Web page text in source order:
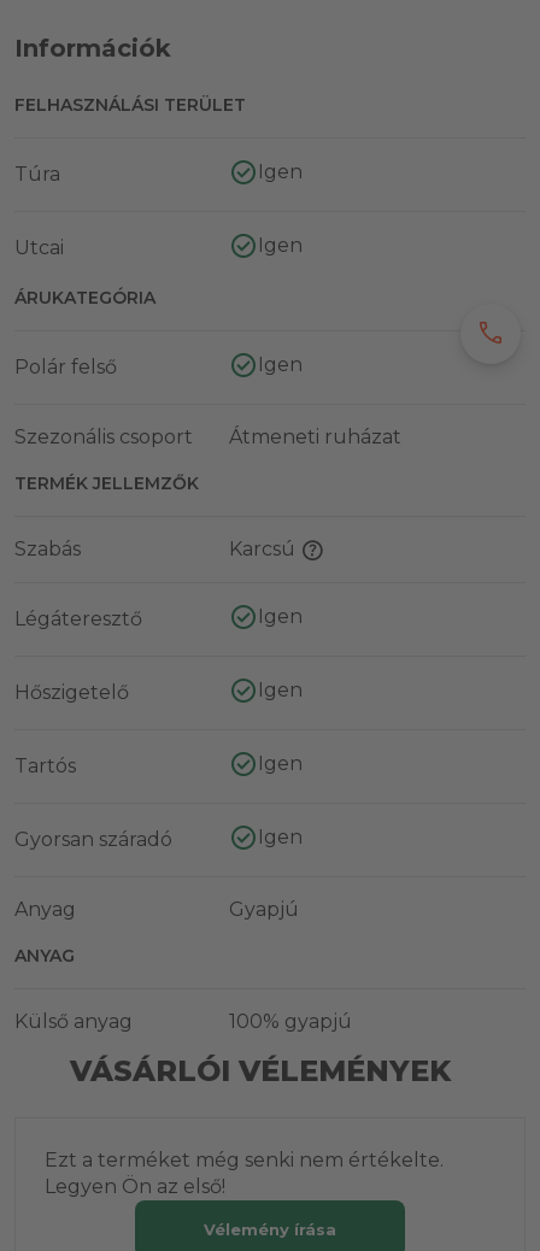
Információk
FELHASZNÁLÁSI TERÜLET
Túra Igen
Utcai Igen
ÁRUKATEGÓRIA
Polár felső Igen
Szezonális csoport Átmeneti ruházat
TERMÉK JELLEMZŐK
Szabás Karcsú
Légáteresztő Igen
Hőszigetelő Igen
Tartós Igen
Gyorsan száradó Igen
Anyag Gyapjú
ANYAG
Külső anyag 100% gyapjú
VÁSÁRLÓI VÉLEMÉNYEK
Ezt a terméket még senki nem értékelte.
Legyen Ön az első!
Vélemény írása
call